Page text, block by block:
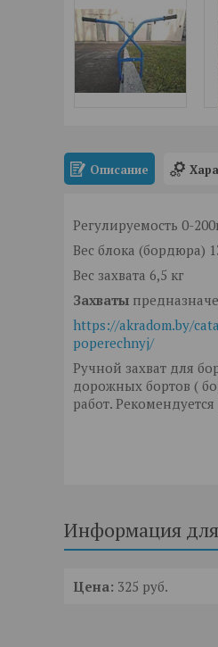
Описание
Регулируемость 0-
Вес блока (бордюра)
Вес захвата 6,5 кг
Захваты
https://akradom.by/
poperechnyj/
Ручной захват для
дорожных бортов (
работ.
Информация для
Цена: 325 руб.